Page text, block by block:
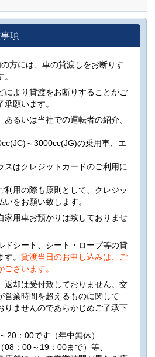
項
方には、車の貸渡しをお断りす
により貸渡をお断りすることがご
願います。
るいは当社での運転者の紹介、
～3000cc(JG)の乗用車、エ
スはクレジットカードのご利用に
利用の際も原則として、クレジッ
いをお願い致します。
家用車お預かりは致しておりませ
ドシート、シート・ロープ等の貸
。 貸渡当日のお申し込みは、ご
ざいます。
返却は受付致しておりません。交
営業時間を超えるものに関して
りませんのであらかじめご了承下
20：00です（年中無休）
08：00～19：00まで）等、